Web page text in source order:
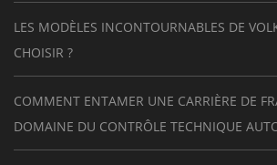
LES MODÈLES INCONTOURNABLES DE
CHOISIR ?
COMMENT ENTAMER UNE CARRIÈRE DE
DOMAINE DU CONTRÔLE TECHNIQUE